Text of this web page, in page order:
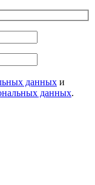
данных и
данных.